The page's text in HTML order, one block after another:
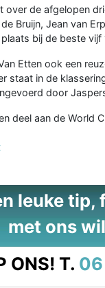
de afgelopen
Bruijn, Jean van
bij de beste
Etten ook een
staat in de
door
deel aan de World
leuke
met ons
ONS! T. 06